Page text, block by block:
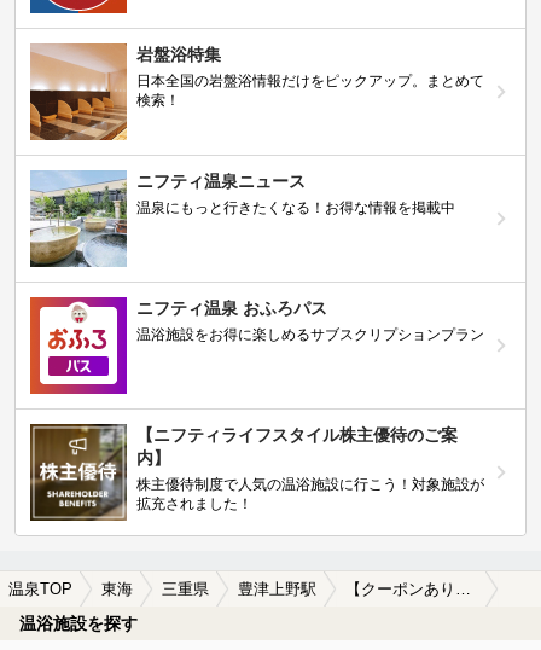
岩盤浴特集
日本全国の岩盤浴情報だけをピックアップ。まとめて
検索！
ニフティ温泉ニュース
温泉にもっと行きたくなる！お得な情報を掲載中
ニフティ温泉 おふろパス
温浴施設をお得に楽しめるサブスクリプションプラン
【ニフティライフスタイル株主優待のご案
内】
株主優待制度で人気の温浴施設に行こう！対象施設が
拡充されました！
温泉TOP 東海 三重県 豊津上野駅 【クーポンあり】マッサージ、エステがある豊津上野駅近くの温泉、日帰り温泉、スーパー銭湯おすすめ
温浴施設を探す